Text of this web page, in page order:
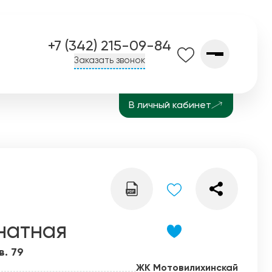
+7 (342) 215-09-84
Заказать звонок
В личный кабинет
79
ЖК Мотовилихинскай